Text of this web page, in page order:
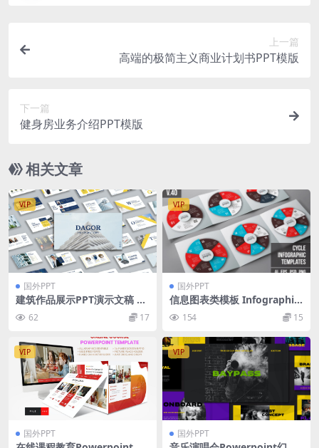
上一篇
高端的极简主义商业计划书PPT模版
下一篇
健身房业务介绍PPT模版
相关文章
VIP
国外PPT
建筑作品展示PPT演示文稿 Da
gor presentation.
62 17
VIP
国外PPT
信息图表类模板 Infographic
s template set v.40
154 15
VIP
国外PPT
VIP
国外PPT